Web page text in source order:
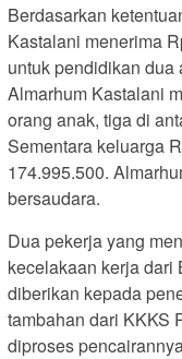
Berdasarkan
Kastalani menerima
untuk pendidikan dua
Almarhum Kastalani
orang anak, tiga di
Sementara keluarga
174.995.500.
bersaudara.
Dua pekerja yang
kecelakaan kerja dari
diberikan kepada
tambahan dari KKKS
diproses